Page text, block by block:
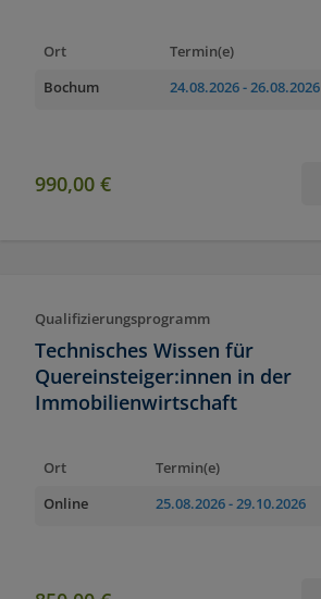
Ort
Termin(e)
Bochum
24.08.2026- 26.08.2026
990,00 €
Qualifizierungsprogramm
Technisches Wissen für
Quereinsteiger:innen in der
Immobilienwirtschaft
Ort
Termin(e)
Online
25.08.2026- 29.10.2026